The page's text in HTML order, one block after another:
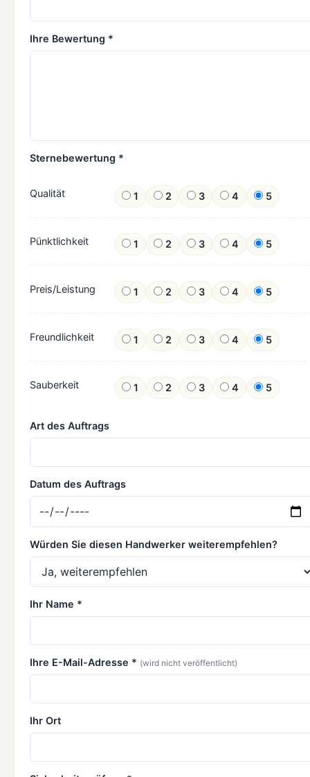
Ihre Bewertung *
Sternebewertung *
Qualität 1 2 3 4 5
Pünktlichkeit 1 2 3 4 5
Preis/Leistung 1 2 3 4 5
Freundlichkeit 1 2 3 4 5
Sauberkeit 1 2 3 4 5
Art des Auftrags
Datum des Auftrags
Würden Sie diesen Handwerker weiterempfehlen?
Ihr Name *
Ihre E-Mail-Adresse * (wird nicht veröffentlicht)
Ihr Ort